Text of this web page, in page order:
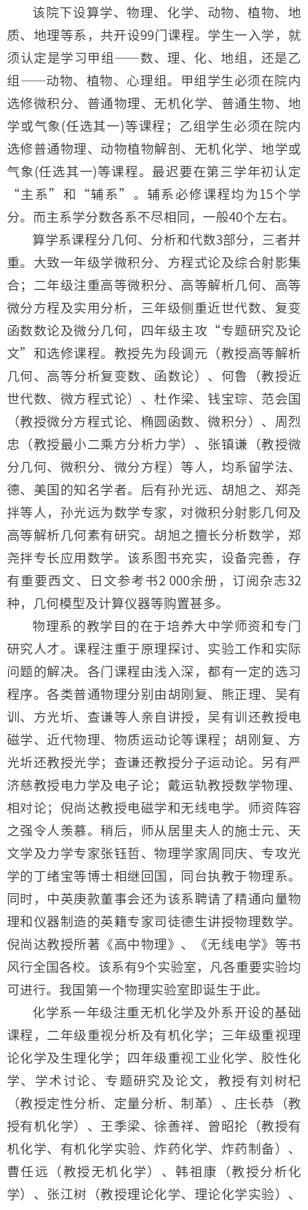
该院下设算学、物理、化学、动物、植物、地
质、地理等系，共开设99门课程。学生一入学，就
须认定是学习甲组——数、理、化、地组，还是乙
组——动物、植物、心理组。甲组学生必须在院内
选修微积分、普通物理、无机化学、普通生物、地
学或气象(任选其一)等课程；乙组学生必须在院内
选修普通物理、动物植物解剖、无机化学、地学或
气象(任选其一)等课程。最迟要在第三学年初认定
“主系”和“辅系”。辅系必修课程均为15个学
分。而主系学分数各系不尽相同，一般40个左右。
算学系课程分几何、分析和代数3部分，三者并
重。大致一年级学微积分、方程式论及综合射影集
合；二年级注重高等微积分、高等解析几何、高等
微分方程及实用分析，三年级侧重近世代数、复变
函数数论及微分几何，四年级主攻“专题研究及论
文”和选修课程。教授先为段调元（教授高等解析
几何、高等分析复变数、函数论）、何鲁（教授近
世代数、微方程式论）、杜作梁、钱宝琮、范会国
（教授微分方程式论、椭圆函数、微积分）、周烈
忠（教授最小二乘方分析力学）、张镇谦（教授微
分几何、微积分、微分方程）等人，均系留学法、
德、美国的知名学者。后有孙光远、胡旭之、郑尧
拌等人，孙光远为数学专家，对微积分射影几何及
高等解析几何素有研究。胡旭之擅长分析数学，郑
尧拌专长应用数学。该系图书充实，设备完善，存
有重要西文、日文参考书2 000余册，订阅杂志32
种，几何模型及计算仪器等购置甚多。
物理系的教学目的在于培养大中学师资和专门
研究人才。课程注重于原理探讨、实验工作和实际
问题的解决。各门课程由浅入深，都有一定的选习
程序。各类普通物理分别由胡刚复、熊正理、吴有
训、方光圻、查谦等人亲自讲授，吴有训还教授电
磁学、近代物理、物质运动论等课程；胡刚复、方
光圻还教授光学；查谦还教授分子运动论。另有严
济慈教授电力学及电子论；戴运轨教授数学物理、
相对论；倪尚达教授电磁学和无线电学。师资阵容
之强令人羡慕。稍后，师从居里夫人的施士元、天
文学及力学专家张钰哲、物理学家周同庆、专攻光
学的丁绪宝等博士相继回国，同台执教于物理系。
同时，中英庚款董事会还为该系聘请了精通向量物
理和仪器制造的英籍专家司徒德生讲授物理数学。
倪尚达教授所著《高中物理》、《无线电学》等书
风行全国各校。该系有9个实验室，凡各重要实验均
可进行。我国第一个物理实验室即诞生于此。
化学系一年级注重无机化学及外系开设的基础
课程，二年级重视分析及有机化学；三年级重视理
论化学及生理化学；四年级重视工业化学、胶性化
学、学术讨论、专题研究及论文，教授有刘树杞
（教授定性分析、定量分析、制革）、庄长恭（教
授有机化学）、王季梁、徐善祥、曾昭抡（教授有
机化学、有机化学实验、炸药化学、炸药制备）、
曹任远（教授无机化学）、韩祖康（教授分析化
学）、张江树（教授理论化学、理论化学实验）、